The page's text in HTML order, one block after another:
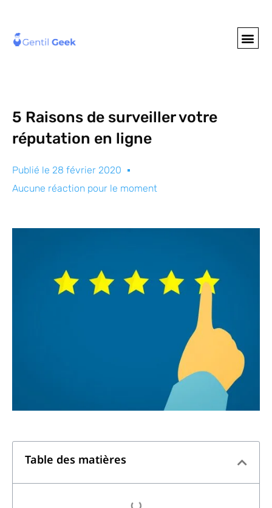
5 Raisons de surveiller votre
réputation en ligne
Publié le 28 février 2020
Aucune réaction pour le moment
Table des matières